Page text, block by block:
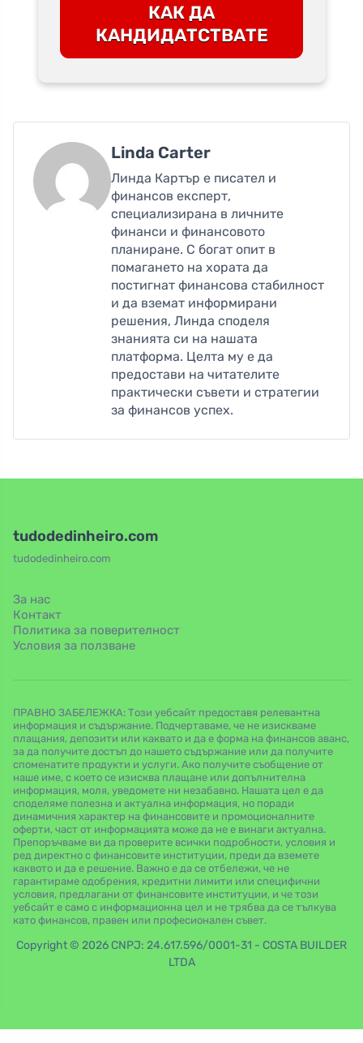
КАК ДА
КАНДИДАТСТВАТЕ
Linda Carter
Линда Картър е писател и
финансов експерт,
специализирана в личните
финанси и финансовото
планиране. С богат опит в
помагането на хората да
постигнат финансова стабилност
и да вземат информирани
решения, Линда споделя
знанията си на нашата
платформа. Целта му е да
предостави на читателите
практически съвети и стратегии
за финансов успех.
tudodedinheiro.com
tudodedinheiro.com
За нас
Контакт
Политика за поверителност
Условия за ползване
ПРАВНО ЗАБЕЛЕЖКА: Този уебсайт предоставя релевантна
информация и съдържание. Подчертаваме, че не изискваме
плащания, депозити или каквато и да е форма на финансов аванс,
за да получите достъп до нашето съдържание или да получите
споменатите продукти и услуги. Ако получите съобщение от
наше име, с което се изисква плащане или допълнителна
информация, моля, уведомете ни незабавно. Нашата цел е да
споделяме полезна и актуална информация, но поради
динамичния характер на финансовите и промоционалните
оферти, част от информацията може да не е винаги актуална.
Препоръчваме ви да проверите всички подробности, условия и
ред директно с финансовите институции, преди да вземете
каквото и да е решение. Важно е да се отбележи, че не
гарантираме одобрения, кредитни лимити или специфични
условия, предлагани от финансовите институции, и че този
уебсайт е само с информационна цел и не трябва да се тълкува
като финансов, правен или професионален съвет.
Copyright © 2026 CNPJ: 24.617.596/0001-31 - COSTA BUILDER
LTDA